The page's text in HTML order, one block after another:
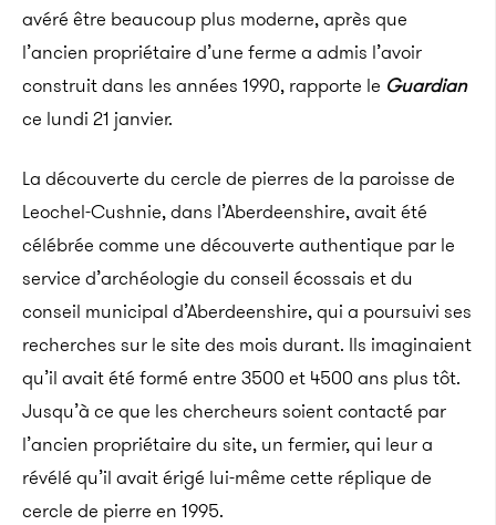
avéré être beaucoup plus moderne, après que
l’ancien propriétaire d’une ferme a admis l’avoir
construit dans les années 1990, rapporte le Guardian
ce lundi 21 janvier.
La découverte du cercle de pierres de la paroisse de
Leochel-Cushnie, dans l’Aberdeenshire, avait été
célébrée comme une découverte authentique par le
service d’archéologie du conseil écossais et du
conseil municipal d’Aberdeenshire, qui a poursuivi ses
recherches sur le site des mois durant. Ils imaginaient
qu’il avait été formé entre 3500 et 4500 ans plus tôt.
Jusqu’à ce que les chercheurs soient contacté par
l’ancien propriétaire du site, un fermier, qui leur a
révélé qu’il avait érigé lui-même cette réplique de
cercle de pierre en 1995.